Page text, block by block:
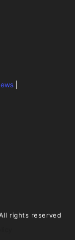
rights reserved